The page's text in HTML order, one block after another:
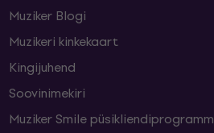
Muziker Blogi
Muzikeri kinkekaart
Kingijuhend
Soovinimekiri
Muziker Smile püsikliendiprogramm